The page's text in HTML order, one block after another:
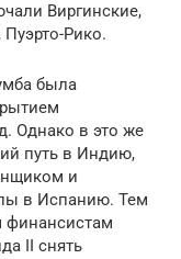
Виргинские,
Рико.
была
Однако в это же
путь в Индию,
и
в Испанию. Тем
финансистам
II снять